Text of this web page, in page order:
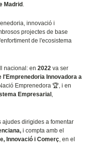
Madrid .
innovació i
projectes de base
de l'ecosistema
nacional: en2022 va ser
l'Emprenedoria Innovadora a
Emprenedora🏆, i en
Empresarial ,
ajudes dirigides a fomentar
i compta amb el
Innovació i Comerç, en el